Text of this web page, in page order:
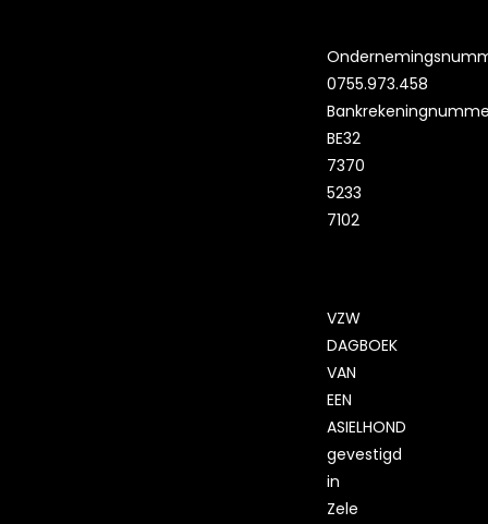
0755.973.458
BE32
7370
5233
7102
VZW
DAGBOEK
VAN
EEN
ASIELHOND
gevestigd
in
Zele